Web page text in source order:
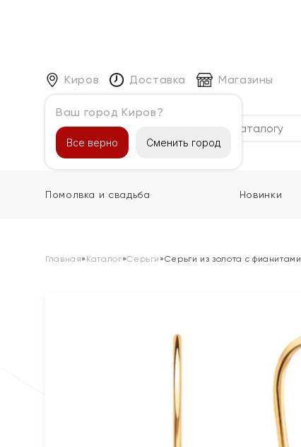
Киров
Ваш город Киров?
Все верно Сменить город
Доставка Магазины
Каталог
Помолвка и свадьба Новинки
Главная» Каталог»Серьги »Серьги из золота с фианитами